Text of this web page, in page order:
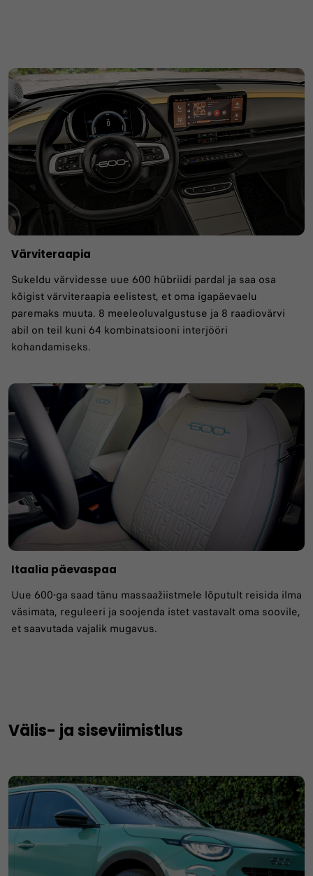
Värviteraapia
Sukeldu värvidesse uue 600 hübriidi pardal ja saa osa
kõigist värviteraapia eelistest, et oma igapäevaelu
paremaks muuta. 8 meeleoluvalgustuse ja 8 raadiovärvi
abil on teil kuni 64 kombinatsiooni interjööri
kohandamiseks.
Itaalia päevaspaa
Uue 600-ga saad tänu massaažiistmele lõputult reisida ilma
väsimata, reguleeri ja soojenda istet vastavalt oma soovile,
et saavutada vajalik mugavus.
Välis- ja siseviimistlus